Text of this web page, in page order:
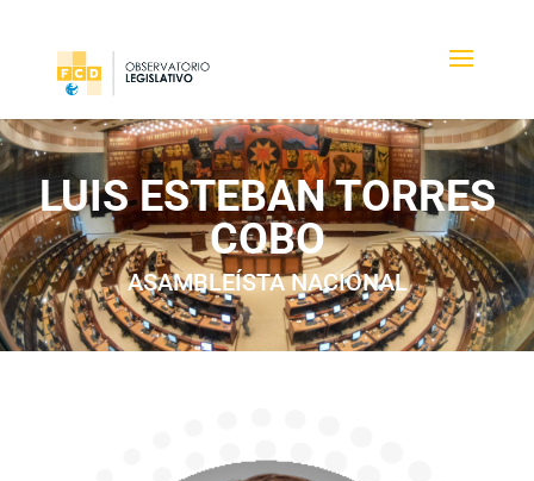
LUIS ESTEBAN TORRES
COBO
ASAMBLEÍSTA NACIONAL